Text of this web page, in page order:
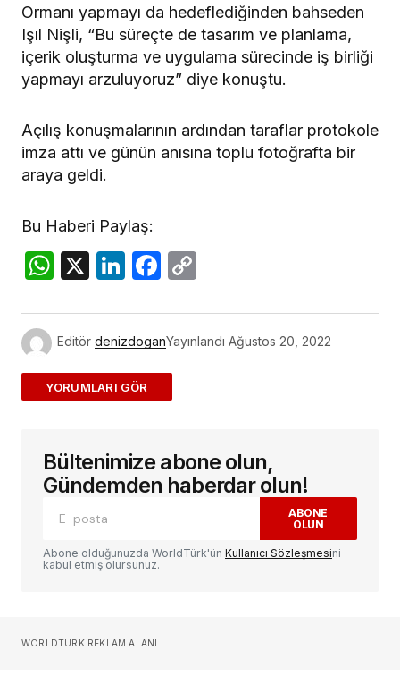
Ormanı yapmayı da hedeflediğinden bahseden
Işıl Nişli, “Bu süreçte de tasarım ve planlama,
içerik oluşturma ve uygulama sürecinde iş birliği
yapmayı arzuluyoruz” diye konuştu.
Açılış konuşmalarının ardından taraflar protokole
imza attı ve günün anısına toplu fotoğrafta bir
araya geldi.
Bu Haberi Paylaş:
WhatsApp
X LinkedIn
Facebook
Editör denizdoganYayınlandı Ağustos 20, 2022
ADD A COMMENT
E-posta adresiniz yayınlanmayacak.
alanlar*ile işaretlenmişlerdir
Yorum
Sizin adınız*
Bültenimize abone olun,
Gündemden haberdar olun!
ABONE
OLUN
Abone olduğunuzda WorldTürk'ün Kullanıcı Sözleşmesini
kabul etmiş olursunuz.
WORLDTURK REKLAM ALANI